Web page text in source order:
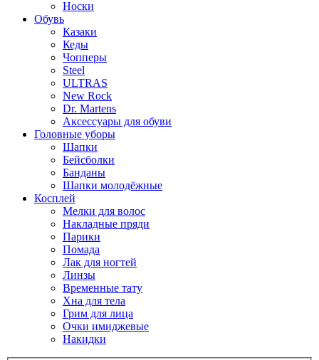
Носки
Обувь
Казаки
Кеды
Чопперы
Steel
ULTRAS
New Rock
Dr. Martens
Аксессуары для обуви
Головные уборы
Шапки
Бейсболки
Банданы
Шапки молодёжные
Косплей
Мелки для волос
Накладные пряди
Парики
Помада
Лак для ногтей
Линзы
Временные тату
Хна для тела
Грим для лица
Очки имиджевые
Накидки